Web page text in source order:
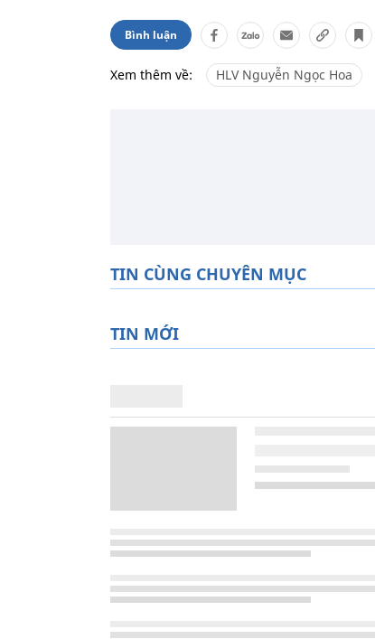
Bình luận
Xem thêm về: HLV Nguyễn Ngọc Hoa
TIN CÙNG CHUYÊN MỤC
TIN MỚI